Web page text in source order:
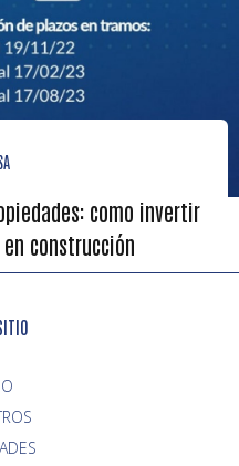
como invertir
construcción